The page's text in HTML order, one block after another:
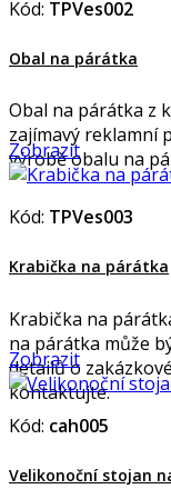
Kód: TPVes002
Obal na párátka
Obal na párátka z
zajímavý reklamní
výrobě obalu na
Zobrazit
Kód: TPVes003
Krabička na párátka
Krabička na
na párátka může
detailů o
kontaktujte.
Zobrazit
Kód: cah005
Velikonoční stojan